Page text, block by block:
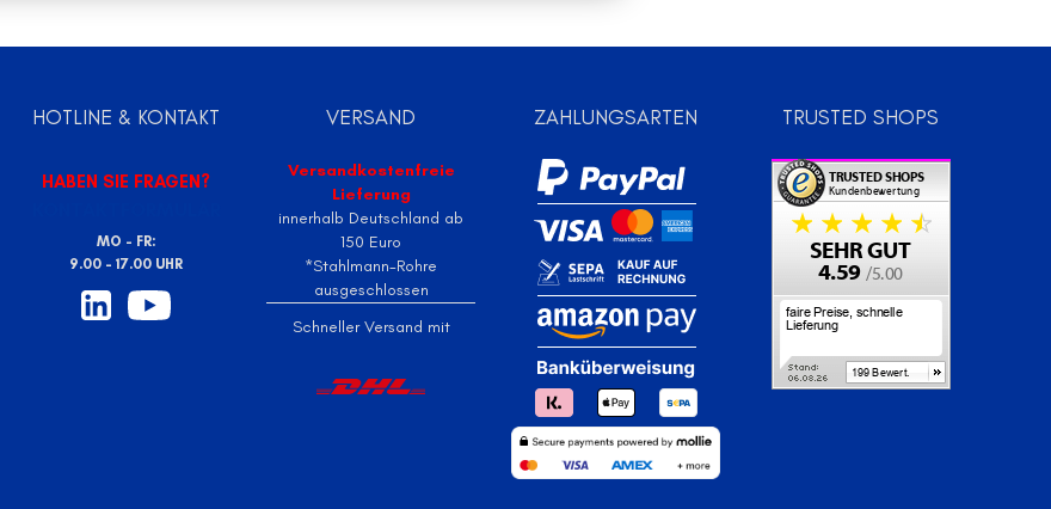
HOTLINE & KONTAKT
HABEN SIE FRAGEN?
MO - FR:
9.00 - 17.00 UHR
VERSAND
Versandkostenfreie
Lieferung
innerhalb Deutschland ab
150 Euro
*Stahlmann-Rohre
ausgeschlossen
Schneller Versand mit
ZAHLUNGSARTEN TRUSTED SHOPS